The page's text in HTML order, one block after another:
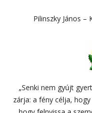
Pilinszky János –
„Senki nem gyújt
zárja: a fény célja,